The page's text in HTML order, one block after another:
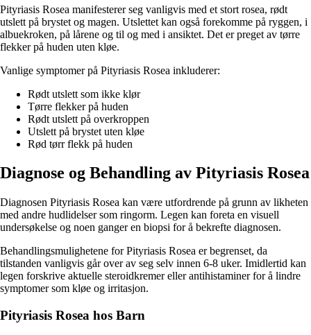
Pityriasis Rosea manifesterer seg vanligvis med et stort rosea, rødt
utslett på brystet og magen. Utslettet kan også forekomme på ryggen, i
albuekroken, på lårene og til og med i ansiktet. Det er preget av tørre
flekker på huden uten kløe.
Vanlige symptomer på Pityriasis Rosea inkluderer:
Rødt utslett som ikke klør
Tørre flekker på huden
Rødt utslett på overkroppen
Utslett på brystet uten kløe
Rød tørr flekk på huden
Diagnose og Behandling av Pityriasis Rosea
Diagnosen Pityriasis Rosea kan være utfordrende på grunn av likheten
med andre hudlidelser som ringorm. Legen kan foreta en visuell
undersøkelse og noen ganger en biopsi for å bekrefte diagnosen.
Behandlingsmulighetene for Pityriasis Rosea er begrenset, da
tilstanden vanligvis går over av seg selv innen 6-8 uker. Imidlertid kan
legen forskrive aktuelle steroidkremer eller antihistaminer for å lindre
symptomer som kløe og irritasjon.
Pityriasis Rosea hos Barn